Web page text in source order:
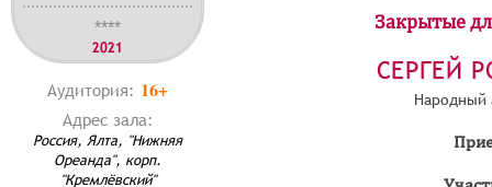
****
2021
Аудитория: 16+
Адрес зала:
Россия, Ялта, "Нижняя
Ореанда", корп.
"Кремлёвский"
Закрытые
СЕРГЕЙ
Народный